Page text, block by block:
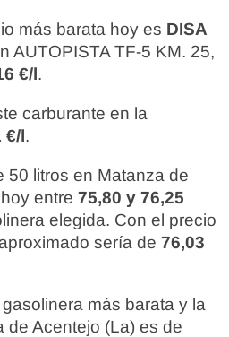
más barata hoy es DISA
AUTOPISTA TF-5 KM. 25,
€/l.
carburante en la
€/l.
50 litros en Matanza de
entre 75,80 y 76,25
elegida. Con el precio
sería de 76,03
más barata y la
de Acentejo (La) es de